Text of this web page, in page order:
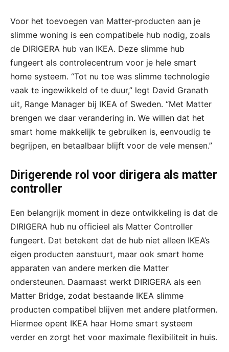
Voor het toevoegen van Matter-producten aan je
slimme woning is een compatibele hub nodig, zoals
de DIRIGERA hub van IKEA. Deze slimme hub
fungeert als controlecentrum voor je hele smart
home systeem. “Tot nu toe was slimme technologie
vaak te ingewikkeld of te duur,” legt David Granath
uit, Range Manager bij IKEA of Sweden. “Met Matter
brengen we daar verandering in. We willen dat het
smart home makkelijk te gebruiken is, eenvoudig te
begrijpen, en betaalbaar blijft voor de vele mensen.”
Dirigerende rol voor dirigera als matter
controller
Een belangrijk moment in deze ontwikkeling is dat de
DIRIGERA hub nu officieel als Matter Controller
fungeert. Dat betekent dat de hub niet alleen IKEA’s
eigen producten aanstuurt, maar ook smart home
apparaten van andere merken die Matter
ondersteunen. Daarnaast werkt DIRIGERA als een
Matter Bridge, zodat bestaande IKEA slimme
producten compatibel blijven met andere platformen.
Hiermee opent IKEA haar Home smart systeem
verder en zorgt het voor maximale flexibiliteit in huis.